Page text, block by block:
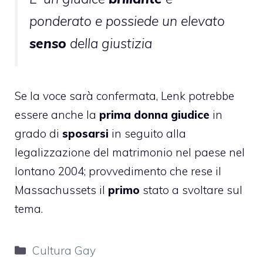
ponderato e possiede un elevato
senso della giustizia
Se la voce sarà confermata, Lenk potrebbe
essere anche la prima donna giudice in
grado di sposarsi in seguito alla
legalizzazione del matrimonio nel paese nel
lontano 2004; provvedimento che rese il
Massachussets il primo stato a svoltare sul
tema.
Categorie
Cultura Gay